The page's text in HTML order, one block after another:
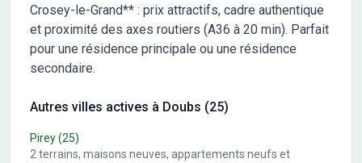
Crosey-le-Grand** : prix attractifs, cadre authentique
et proximité des axes routiers (A36 à 20 min). Parfait
pour une résidence principale ou une résidence
secondaire.
Autres villes actives à Doubs (25)
Pirey(25)
2terrains, maisons neuves, appartements neufs et